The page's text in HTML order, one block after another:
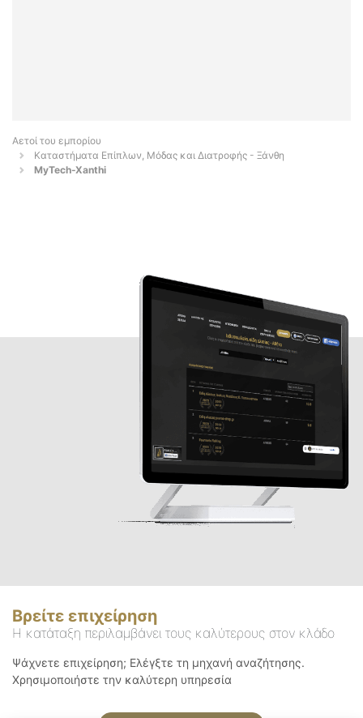
Αετοί του εμπορίου
Καταστήματα Επίπλων, Μόδας και Διατροφής - Ξάνθη
MyTech-Xanthi
Βρείτε επιχείρηση
Η κατάταξη περιλαμβάνει τους καλύτερους στον κλάδο
Ψάχνετε επιχείρηση; Ελέγξτε τη μηχανή αναζήτησης.
Χρησιμοποιήστε την καλύτερη υπηρεσία